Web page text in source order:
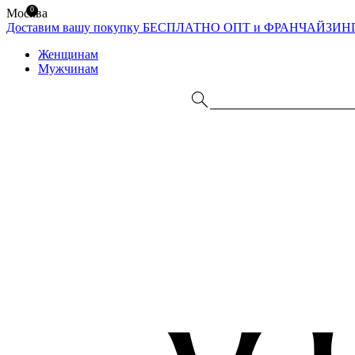
Москва
Доставим вашу покупку БЕСПЛАТНО ОПТ и
Женщинам
Мужчинам
0